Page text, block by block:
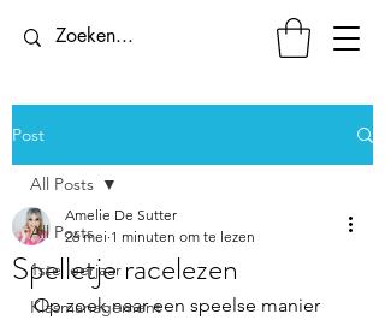
Post
All Posts
1ste leerjaar
Klasmanagement
All Posts
Spelletje racelezen
Amelie De Sutter
26 mei 1 minuten om te lezen
Op zoek naar een speelse manier